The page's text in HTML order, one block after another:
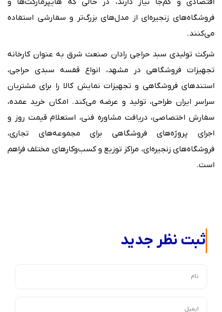
فروشگاه‌های زنجیره‌ای از مدل‌های بزرگ‌تر و سفارشی استفاده
می‌کنند.
شرکت تولیدی سبد حراجی رادان صنعت شرق به عنوان کارخانه
تجهیزات فروشگاهی در مشهد، انواع قفسه سبدی حراجی،
استندهای فروشگاهی و تجهیزات نمایش کالا را برای مشتریان
سراسر ایران طراحی، تولید و عرضه می‌کند. امکان خرید عمده،
سفارش اختصاصی، دریافت مشاوره فنی، استعلام قیمت روز و
اجرای پروژه‌های فروشگاهی برای مجموعه‌های تجاری،
فروشگاه‌های زنجیره‌ای، مراکز توزیع و کسب‌وکارهای مختلف فراهم
است.
ثبت نظر جدید